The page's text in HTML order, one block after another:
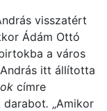
visszatért
Ádám Ottó
a város
itt állította
címre
darabot. „Amikor